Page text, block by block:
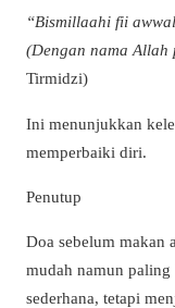
“Bismillaahi fii
(Dengan nama
Tirmidzi)
Ini menunjukkan
memperbaiki diri.
Penutup
Doa sebelum makan
mudah namun paling
sederhana, tetapi